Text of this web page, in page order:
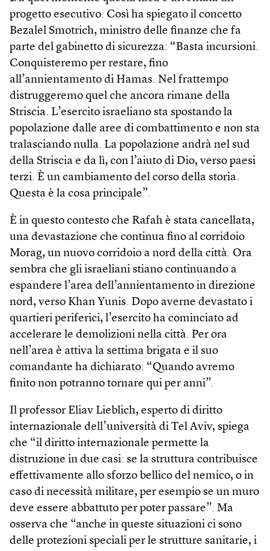
progetto esecutivo. Così ha spiegato il concetto
Bezalel Smotrich, ministro delle finanze che fa
parte del gabinetto di sicurezza: “Basta incursioni.
Conquisteremo per restare, fino
all’annientamento di Hamas. Nel frattempo
distruggeremo quel che ancora rimane della
Striscia. L’esercito israeliano sta spostando la
popolazione dalle aree di combattimento e non sta
tralasciando nulla. La popolazione andrà nel sud
della Striscia e da lì, con l’aiuto di Dio, verso paesi
terzi. È un cambiamento del corso della storia.
Questa è la cosa principale”.
È in questo contesto che Rafah è stata cancellata,
una devastazione che continua fino al corridoio
Morag, un nuovo corridoio a nord della città. Ora
sembra che gli israeliani stiano continuando a
espandere l’area dell’annientamento in direzione
nord, verso Khan Yunis. Dopo averne devastato i
quartieri periferici, l’esercito ha cominciato ad
accelerare le demolizioni nella città. Per ora
nell’area è attiva la settima brigata e il suo
comandante ha dichiarato: “Quando avremo
finito non potranno tornare qui per anni”.
Il professor Eliav Lieblich, esperto di diritto
internazionale dell’università di Tel Aviv, spiega
che “il diritto internazionale permette la
distruzione in due casi: se la struttura contribuisce
effettivamente allo sforzo bellico del nemico, o in
caso di necessità militare, per esempio se un muro
deve essere abbattuto per poter passare”. Ma
osserva che “anche in queste situazioni ci sono
delle protezioni speciali per le strutture sanitarie, i